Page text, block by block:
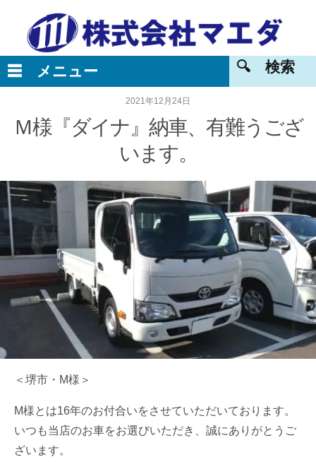
2021年12月24日
Ｍ様『ダイナ』納車、有難うござ
います。
＜堺市・M様＞
M様とは16年のお付合いをさせていただいております。
いつも当店のお車をお選びいただき、誠にありがとうご
ざいます。